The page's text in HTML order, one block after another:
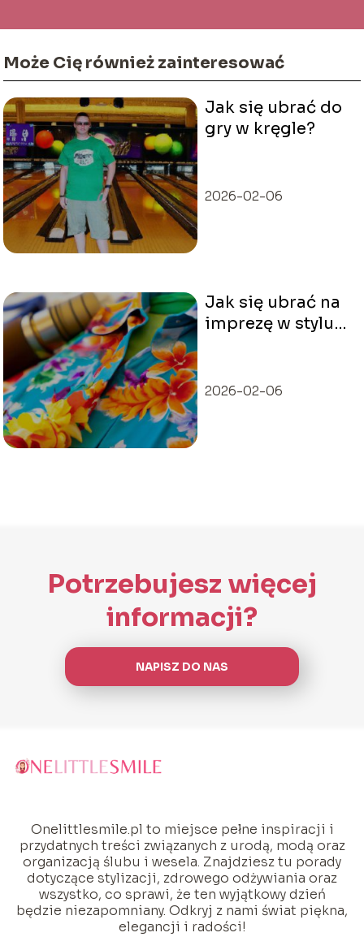
Może Cię również zainteresować
Jak się ubrać do
gry w kręgle?
2026-02-06
Jak się ubrać na
imprezę w stylu
2026-02-06
Potrzebujesz więcej
informacji?
NAPISZ DO NAS
Onelittlesmile.pl to miejsce pełne inspiracji i
przydatnych treści związanych z urodą, modą oraz
organizacją ślubu i wesela. Znajdziesz tu porady
dotyczące stylizacji, zdrowego odżywiania oraz
wszystko, co sprawi, że ten wyjątkowy dzień
będzie niezapomniany. Odkryj z nami świat piękna,
elegancji i radości!